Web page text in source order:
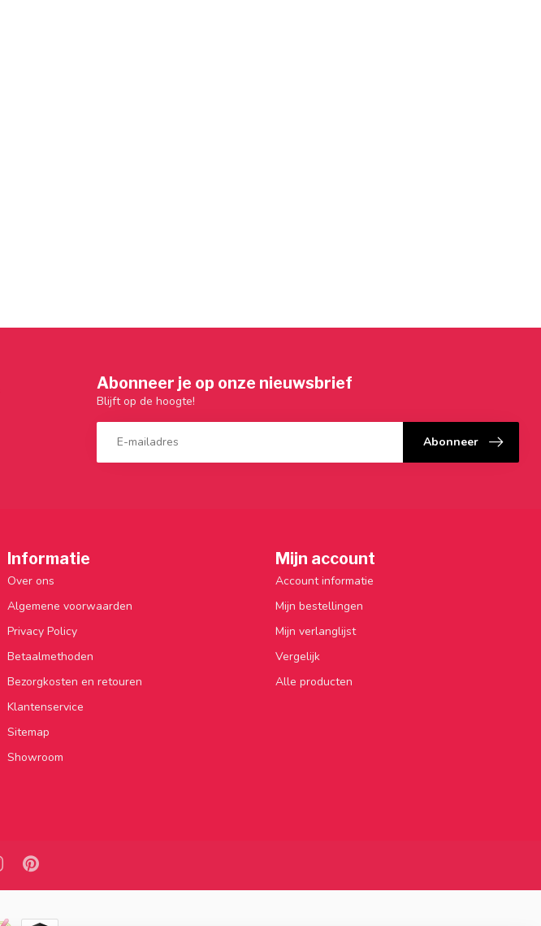
Abonneer je op onze nieuwsbrief
Blijft op de hoogte!
Abonneer
Informatie
Over ons
Algemene voorwaarden
Privacy Policy
Betaalmethoden
Bezorgkosten en retouren
Klantenservice
Sitemap
Showroom
Mijn account
Account informatie
Mijn bestellingen
Mijn verlanglijst
Vergelijk
Alle producten